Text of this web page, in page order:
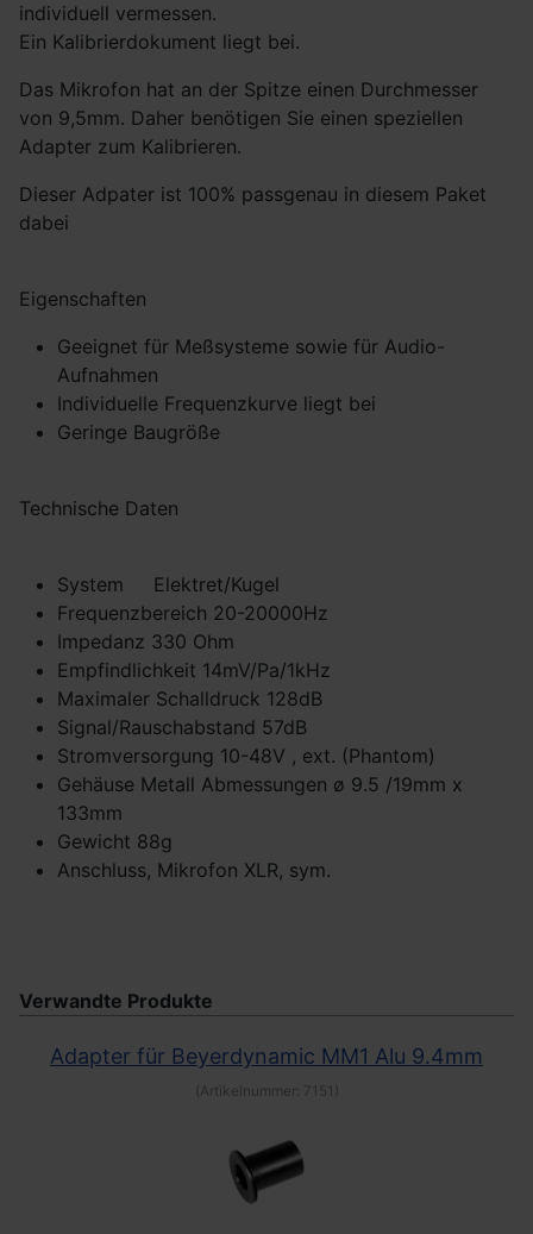
individuell vermessen.
Ein Kalibrierdokument liegt bei.
Das Mikrofon hat an der Spitze einen Durchmesser
von 9,5mm. Daher benötigen Sie einen speziellen
Adapter zum Kalibrieren.
Dieser Adpater ist 100% passgenau in diesem Paket
dabei
Eigenschaften
Geeignet für Meßsysteme sowie für Audio-
Aufnahmen
Individuelle Frequenzkurve liegt bei
Geringe Baugröße
Technische Daten
System Elektret/Kugel
Frequenzbereich 20-20000Hz
Impedanz 330 Ohm
Empfindlichkeit 14mV/Pa/1kHz
Maximaler Schalldruck 128dB
Signal/Rauschabstand 57dB
Stromversorgung 10-48V , ext. (Phantom)
Gehäuse Metall Abmessungen ø 9.5 /19mm x
133mm
Gewicht 88g
Anschluss, Mikrofon XLR, sym.
Verwandte Produkte
Adapter für Beyerdynamic MM1 Alu 9.4mm
(Artikelnummer: 7151 )